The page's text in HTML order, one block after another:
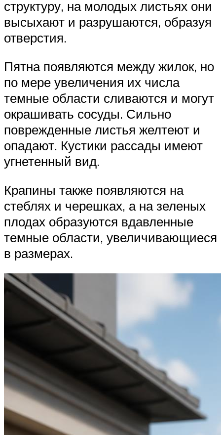
структуру, на молодых листьях они
высыхают и разрушаются, образуя
отверстия.
Пятна появляются между жилок, но
по мере увеличения их числа
темные области сливаются и могут
окрашивать сосуды. Сильно
поврежденные листья желтеют и
опадают. Кустики рассады имеют
угнетенный вид.
Крапины также появляются на
стеблях и черешках, а на зеленых
плодах образуются вдавленные
темные области, увеличивающиеся
в размерах.